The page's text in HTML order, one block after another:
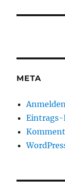
META
Eintrags-